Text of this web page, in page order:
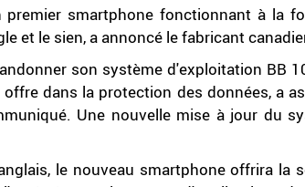
smartphone fonctionnant à la
et le sien, a annoncé le fabricant
son système d'exploitation BB
dans la protection des données, a
Une nouvelle mise à jour du
le nouveau smartphone offrira la